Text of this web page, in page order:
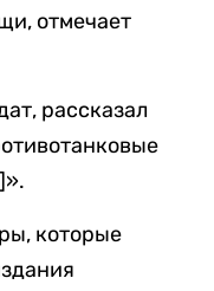
отмечает
рассказал
которые